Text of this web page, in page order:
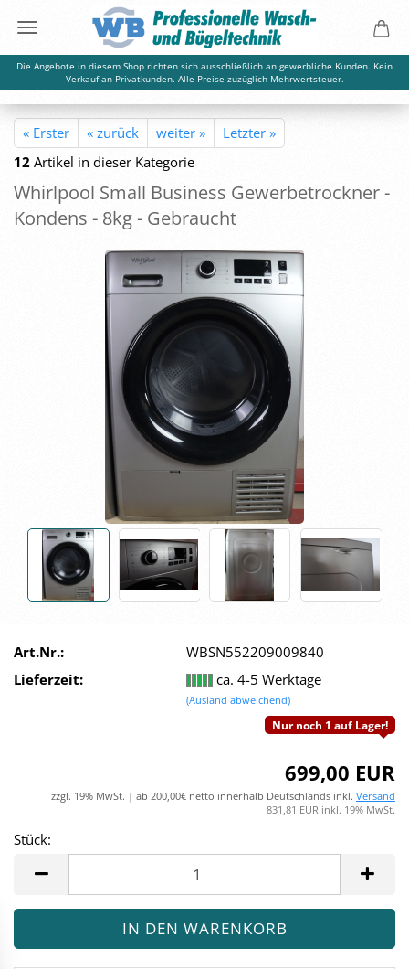
Die Angebote in diesem Shop richten sich ausschließlich an gewerbliche Kunden. Kein
Verkauf an Privatkunden. Alle Preise zuzüglich Mehrwertsteuer.
« Erster « zurück weiter »
Letzter »
12 Artikel in dieser Kategorie
Whirl­pool Small Busi­ness Ge­wer­be­trock­ner -
Kon­dens - 8kg - Ge­braucht
Art.Nr.:
WBSN552209009840
Lieferzeit:
ca. 4-5 Werktage
(Ausland abweichend)
Nur noch 1 auf Lager!
699,00 EUR
zzgl. 19% MwSt. | ab 200,00€ netto innerhalb Deutschlands inkl. Versand
831,81 EUR inkl. 19% MwSt.
Stück: